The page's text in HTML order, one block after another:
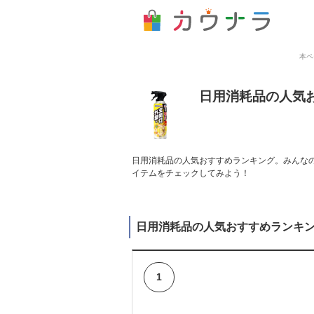
本
日用消耗品の人気
日用消耗品の人気おすすめランキング。みん
イテムをチェックしてみよう！
日用消耗品の人気おすすめランキ
1